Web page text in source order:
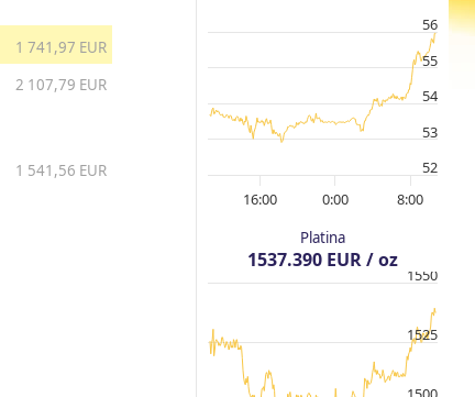
1 741,97 EUR
2 107,79 EUR
1 541,56 EUR
16:00 0:00 8:00
52
53
54
55
56
Platina
1537.390 EUR / oz
1525
1550